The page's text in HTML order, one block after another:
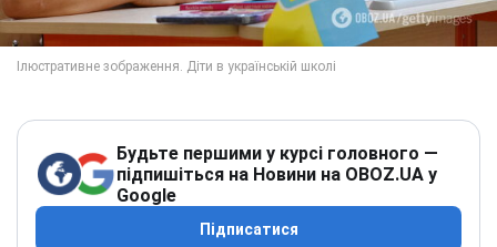
Будьте першими у курсі головного —
підпишіться на Новини на OBOZ.UA у
Google
Підписатися